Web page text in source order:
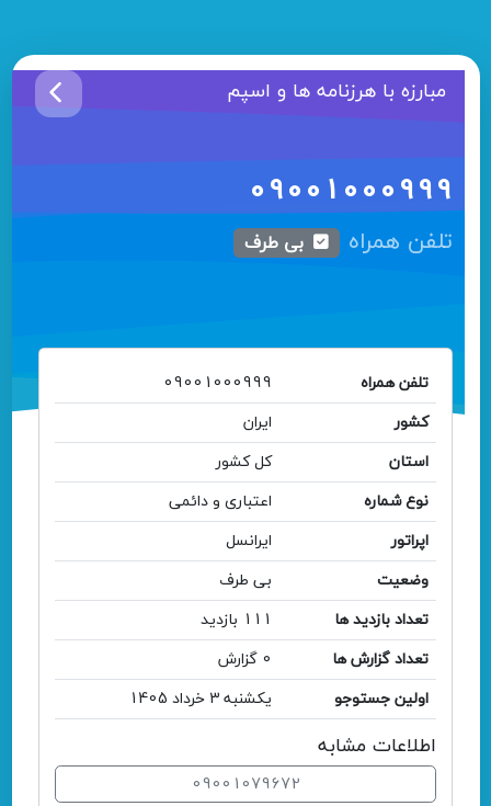
مبارزه با هرزنامه ها و اسپم
09001000999
تلفن همراه بی طرف
تلفن همراه
09001000999
کشور
ایران
استان
کل کشور
نوع شماره
اعتباری و دائمی
اپراتور
ایرانسل
وضعیت
بی طرف
تعداد بازدید ها
111 بازدید
تعداد گزارش ها
0 گزارش
اولین جستوجو
یکشنبه 3 خرداد 1405
اطلاعات مشابه
09001079672